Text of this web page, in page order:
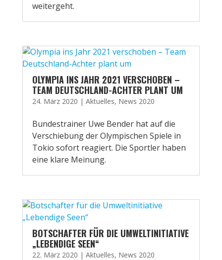
weitergeht.
OLYMPIA INS JAHR 2021 VERSCHOBEN –
TEAM DEUTSCHLAND-ACHTER PLANT UM
24. März 2020 | Aktuelles, News 2020
Bundestrainer Uwe Bender hat auf die
Verschiebung der Olympischen Spiele in
Tokio sofort reagiert. Die Sportler haben
eine klare Meinung.
BOTSCHAFTER FÜR DIE UMWELTINITIATIVE
„LEBENDIGE SEEN“
22. März 2020 | Aktuelles, News 2020